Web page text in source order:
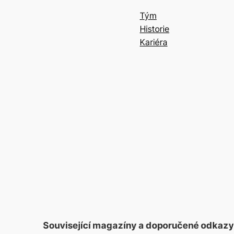
Tým
Historie
Kariéra
Související magazíny a doporučené